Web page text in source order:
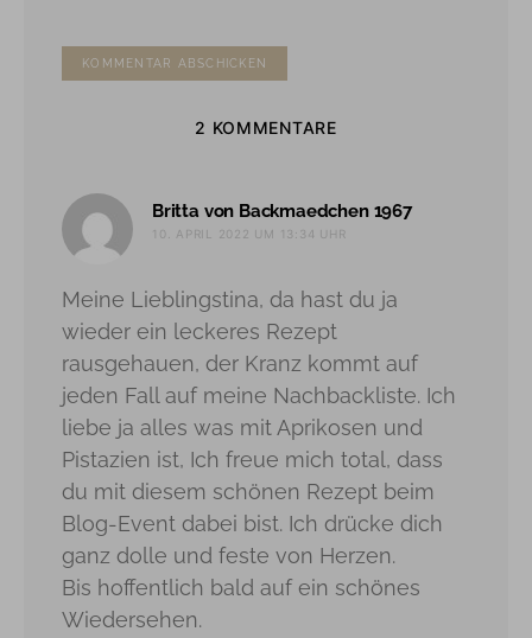
2 KOMMENTARE
Britta von Backmaedchen 1967sagt:
10. APRIL 2022 UM 13:34 UHR
Meine Lieblingstina, da hast du ja
wieder ein leckeres Rezept
rausgehauen, der Kranz kommt auf
jeden Fall auf meine Nachbackliste. Ich
liebe ja alles was mit Aprikosen und
Pistazien ist, Ich freue mich total, dass
du mit diesem schönen Rezept beim
Blog-Event dabei bist. Ich drücke dich
ganz dolle und feste von Herzen.
Bis hoffentlich bald auf ein schönes
Wiedersehen.